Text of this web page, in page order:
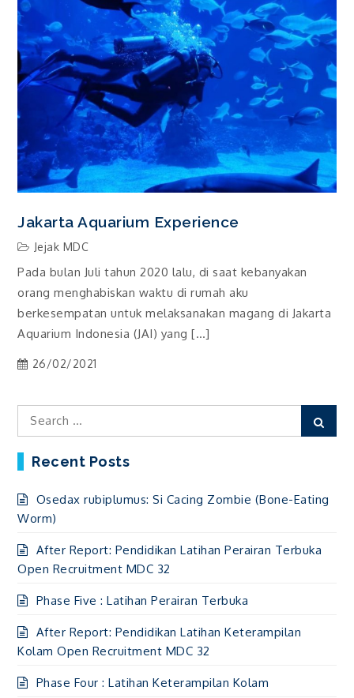
Jakarta Aquarium Experience
Jejak MDC
Pada bulan Juli tahun 2020 lalu, di saat kebanyakan
orang menghabiskan waktu di rumah aku
berkesempatan untuk melaksanakan magang di Jakarta
Aquarium Indonesia (JAI) yang […]
26/02/2021
Search
for:
Recent Posts
Osedax rubiplumus: Si Cacing Zombie (Bone-Eating
Worm)
After Report: Pendidikan Latihan Perairan Terbuka
Open Recruitment MDC 32
Phase Five : Latihan Perairan Terbuka
After Report: Pendidikan Latihan Keterampilan
Kolam Open Recruitment MDC 32
Phase Four : Latihan Keterampilan Kolam